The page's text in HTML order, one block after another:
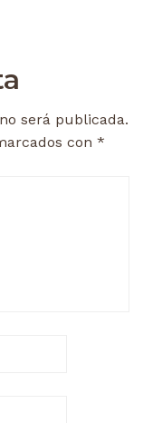
será publicada.
con *